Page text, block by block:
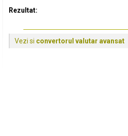
Rezultat:
Vezi si convertorul valutar avansat